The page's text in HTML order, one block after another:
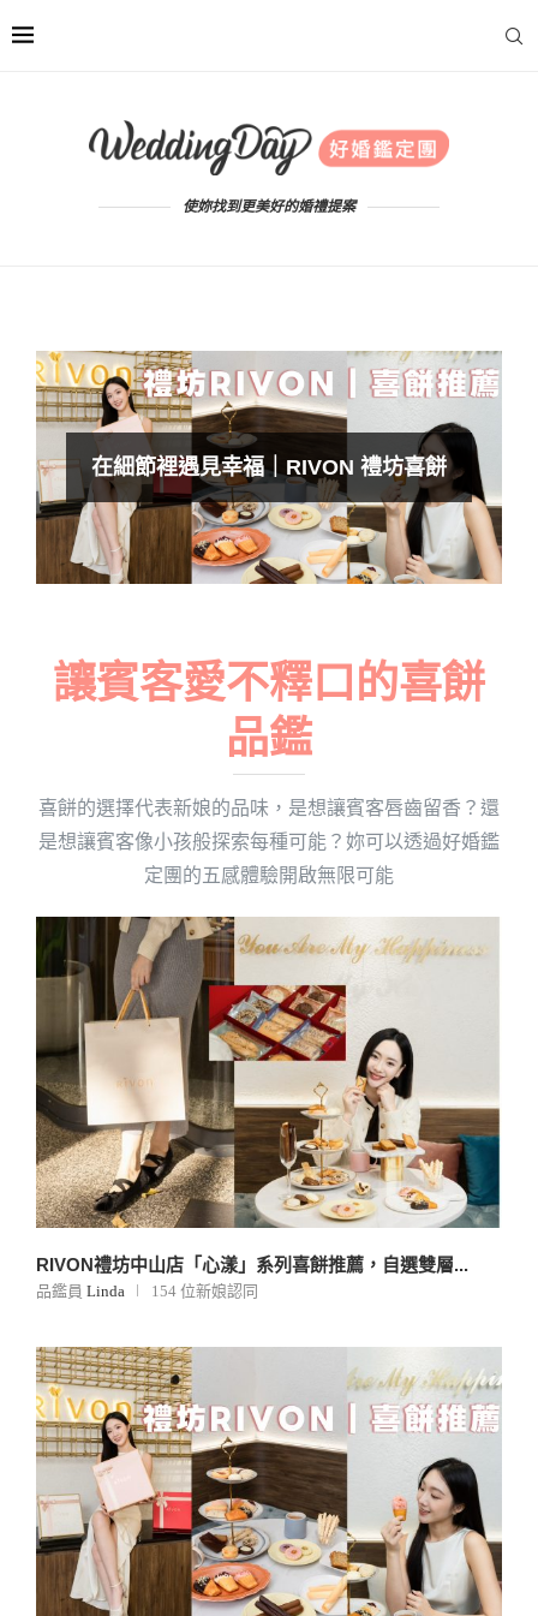
使妳找到更美好的婚禮提案
讓賓客愛不釋口的喜餅
品鑑
喜餅的選擇代表新娘的品味，是想讓賓客唇齒留香？還
是想讓賓客像小孩般探索每種可能？妳可以透過好婚鑑
定團的五感體驗開啟無限可能
RIVON禮坊中山店「心漾」系列喜餅推薦，自選雙層...
品鑑員 Linda 154 位新娘認同